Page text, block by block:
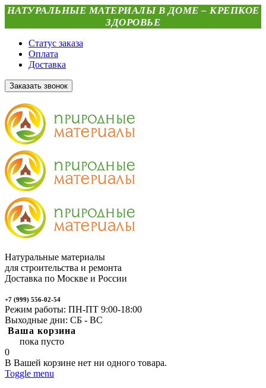
НАТУРАЛЬНЫЕ МАТЕРИАЛЫ В ДОМЕ – КРЕПКОЕ
ЗДОРОВЬЕ
Статус заказа
Оплата
Доставка
Заказать звонок
Натуральные материалы
для строительства и ремонта
Доставка по Москве и России
+7 (999) 556-02-54
Режим работы: ПН-ПТ 9:00-18:00
Выходные дни: СБ - ВС
Ваша корзина
пока пусто
0
В Вашей корзине нет ни одного товара.
Toggle menu